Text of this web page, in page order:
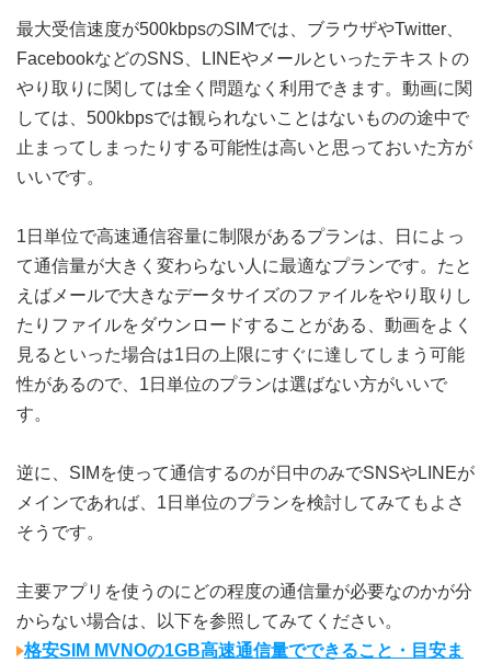
最大受信速度が500kbpsのSIMでは、ブラウザやTwitter、
FacebookなどのSNS、LINEやメールといったテキストの
やり取りに関しては全く問題なく利用できます。動画に関
しては、500kbpsでは観られないことはないものの途中で
止まってしまったりする可能性は高いと思っておいた方が
いいです。
1日単位で高速通信容量に制限があるプランは、日によっ
て通信量が大きく変わらない人に最適なプランです。たと
えばメールで大きなデータサイズのファイルをやり取りし
たりファイルをダウンロードすることがある、動画をよく
見るといった場合は1日の上限にすぐに達してしまう可能
性があるので、1日単位のプランは選ばない方がいいで
す。
逆に、SIMを使って通信するのが日中のみでSNSやLINEが
メインであれば、1日単位のプランを検討してみてもよさ
そうです。
主要アプリを使うのにどの程度の通信量が必要なのかが分
からない場合は、以下を参照してみてください。
格安SIM MVNOの1GB高速通信量でできること・目安ま